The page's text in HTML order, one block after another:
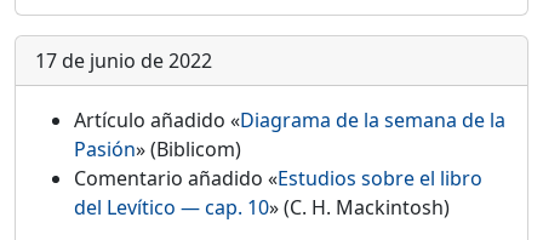
17 de junio de 2022
Artículo añadido «Diagrama de la semana de la
Pasión» (Biblicom)
Comentario añadido «Estudios sobre el libro
del Levítico — cap. 10» (C. H. Mackintosh)